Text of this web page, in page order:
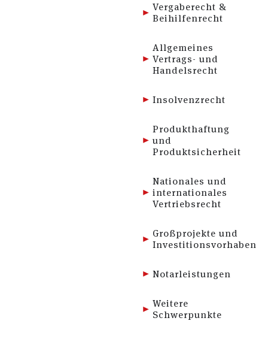
Vergaberecht &
Beihilfenrecht
Allgemeines
Vertrags- und
Handelsrecht
Insolvenzrecht
Produkthaftung
und
Produktsicherheit
Nationales und
internationales
Vertriebsrecht
Großprojekte und
Investitionsvorhaben
Notarleistungen
Weitere
Schwerpunkte